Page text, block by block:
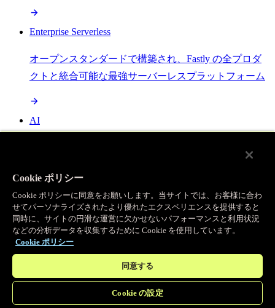
Enterprise Serverless
オープンスタンダードで構築され、Fastly の全プロダ
クトと統合可能な最強サーバーレスプラットフォーム
AI
Object Storage
送信量ゼロで大容量ファイルにエッジで直接アクセス
プログラマブルキャッシュ
Cookie ポリシー
Cookie ポリシーに同意をお願いします。当サイトでは、お客様に合わ
せてパーソナライズされたより優れたエクスペリエンスを提供すると
同時に、サイトの円滑な運営に欠かせないパフォーマンスと利用状況
などの分析データを収集するために Cookie を使用しています。
Cookie ポリシー
同意する
Cookie の設定